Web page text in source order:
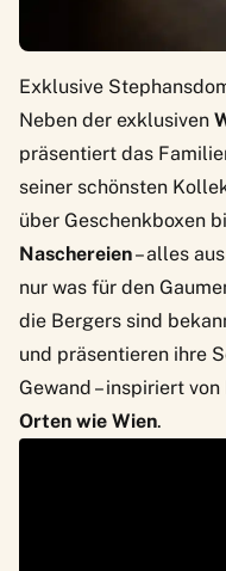
Exklusive
Neben der exklusiven
präsentiert das
seiner schönsten
über Geschenkboxen
Naschereien– alles
nur was für den
die Bergers sind
und präsentieren ihre
Gewand – inspiriert
Orten wie Wien.